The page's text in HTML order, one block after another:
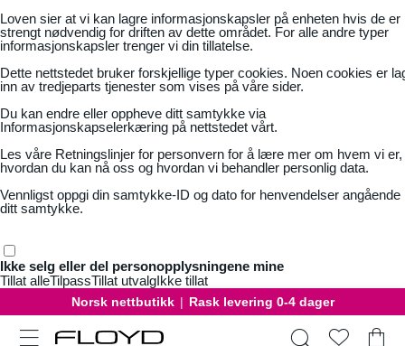
Loven sier at vi kan lagre informasjonskapsler på enheten hvis de er
strengt nødvendig for driften av dette området. For alle andre typer
informasjonskapsler trenger vi din tillatelse.
Dette nettstedet bruker forskjellige typer cookies. Noen cookies er
inn av tredjeparts tjenester som vises på våre sider.
Du kan endre eller oppheve ditt samtykke via
Informasjonskapselerkæring på nettstedet vårt.
Les våre Retningslinjer for personvern for å lære mer om hvem vi er,
hvordan du kan nå oss og hvordan vi behandler personlig data.
Vennligst oppgi din samtykke-ID og dato for henvendelser angående
ditt samtykke.
Ikke selg eller del personopplysningene mine
Tillat alleTilpassTillat utvalgIkke tillat
Norsk nettbutikk | Rask levering 0-4 dager